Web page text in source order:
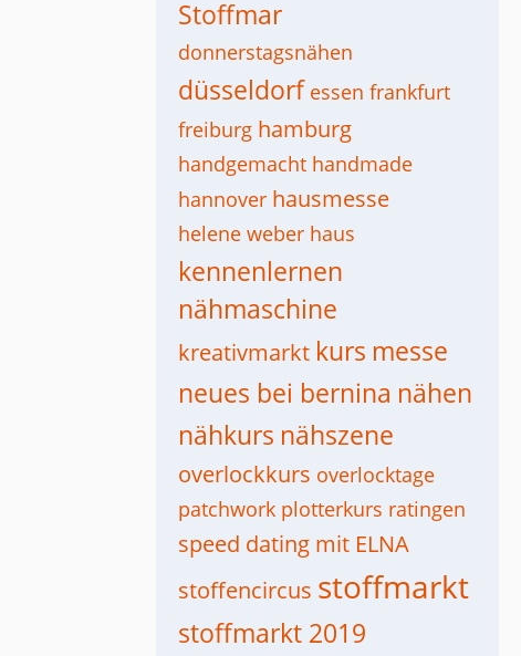
Stoffmar
donnerstagsnähen
düsseldorf essen frankfurt
freiburg hamburg
handgemacht handmade
hannover hausmesse
helene weber haus
kennenlernen
nähmaschine
kreativmarkt kurs messe
neues bei bernina nähen
nähkurs nähszene
overlockkurs overlocktage
patchwork plotterkurs ratingen
speed dating mit ELNA
stoffencircus stoffmarkt
stoffmarkt 2019